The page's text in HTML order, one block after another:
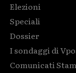
Elezioni
Speciali
Dossier
I sondaggi di
Comunicati